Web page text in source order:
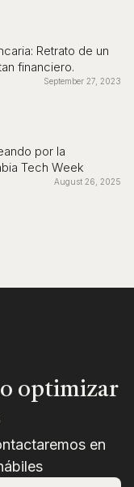
Retrato de un
financiero.
September 27, 2023
por la
Tech Week
August 26, 2025
optimizar
en